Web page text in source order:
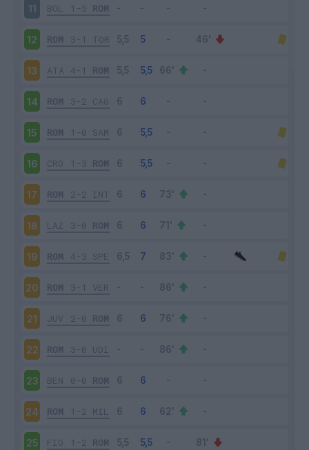
11 BOL 1-5 ROM
12 ROM 3-1 TOR
13 ATA 4-1 ROM
14 ROM 3-2 CAG
15 ROM 1-0 SAM
16 CRO 1-3 ROM
17 ROM 2-2 INT
18 LAZ 3-0 ROM
19 ROM 4-3 SPE
20 ROM 3-1 VER
21 JUV 2-0 ROM
22 ROM 3-0 UDI
23 BEN 0-0 ROM
24 ROM 1-2 MIL
25 FIO 1-2 ROM